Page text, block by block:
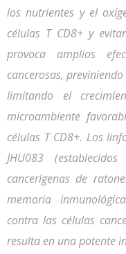
los nutrientes y el
células T CD8+ y
provoca amplios
cancerosas,
limitando el
microambiente
células T CD8+. Los
JHU083
cancerígenas de
memoria
contra las células
resulta en una potente